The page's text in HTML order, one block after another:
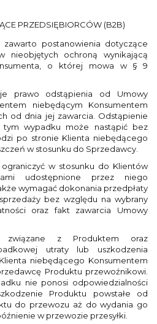
PRZEDSIĘBIORCÓW (B2B)
zawarto postanowienia dotyczące
nieobjętych ochroną wynikającą
o której mowa w § 9
prawo odstąpienia od Umowy
niebędącym Konsumentem
od dnia jej zawarcia. Odstąpienie
wypadku może nastąpić bez
po stronie Klienta niebędącego
w stosunku do Sprzedawcy.
w stosunku do Klientów
udostępnione przez niego
wymagać dokonania przedpłaty
bez względu na wybrany
oraz fakt zawarcia Umowy
z Produktem oraz
utraty lub uszkodzenia
niebędącego Konsumentem
Produktu przewoźnikowi.
nie ponosi odpowiedzialności
Produktu powstałe od
do przewozu aż do wydania go
w przewozie przesyłki.